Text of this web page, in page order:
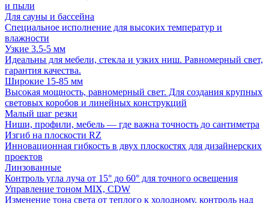
и пыли
Для сауны и бассейна
Специальное исполнение для высоких температур и
влажности
Узкие 3.5-5 мм
Идеальны для мебели, стекла и узких ниш. Равномерный свет,
гарантия качества.
Широкие 15-85 мм
Высокая мощность, равномерный свет. Для создания крупных
световых коробов и линейных конструкций
Малый шаг резки
Ниши, профили, мебель — где важна точность до сантиметра
Изгиб на плоскости RZ
Инновационная гибкость в двух плоскостях для дизайнерских
проектов
Линзованные
Контроль угла луча от 15° до 60° для точного освещения
Управление тоном MIX, CDW
Изменение тона света от теплого к холодному. контроль над